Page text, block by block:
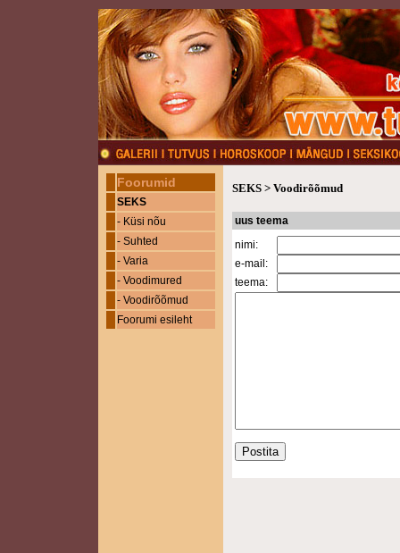
Foorumid
SEKS
- Küsi nõu
- Suhted
- Varia
- Voodimured
- Voodirõõmud
Foorumi esileht
SEKS > Voodirõõmud
uus teema
nimi:
e-mail:
teema: